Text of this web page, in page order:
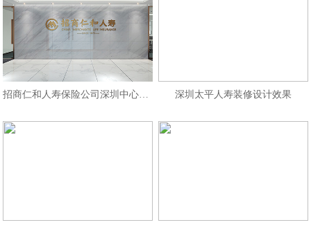
招商仁和人寿保险公司深圳中心办公 深圳太平人寿装修设计效果